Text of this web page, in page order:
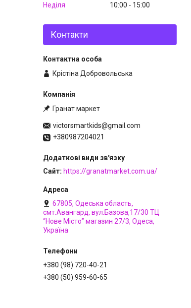
Неділя
10:00 15:00
Контакти
Крістіна Добровольська
Гранат маркет
victorsmartkids@gmail.com
+380987204021
Сайт https://granatmarket.com.ua/
67805, Одеська область,
смт.Авангард, вул.Базова,17/30 ТЦ
“Нове Місто” магазин 27/3, Одеса,
Україна
+380 (98) 720-40-21
+380 (50) 959-60-65